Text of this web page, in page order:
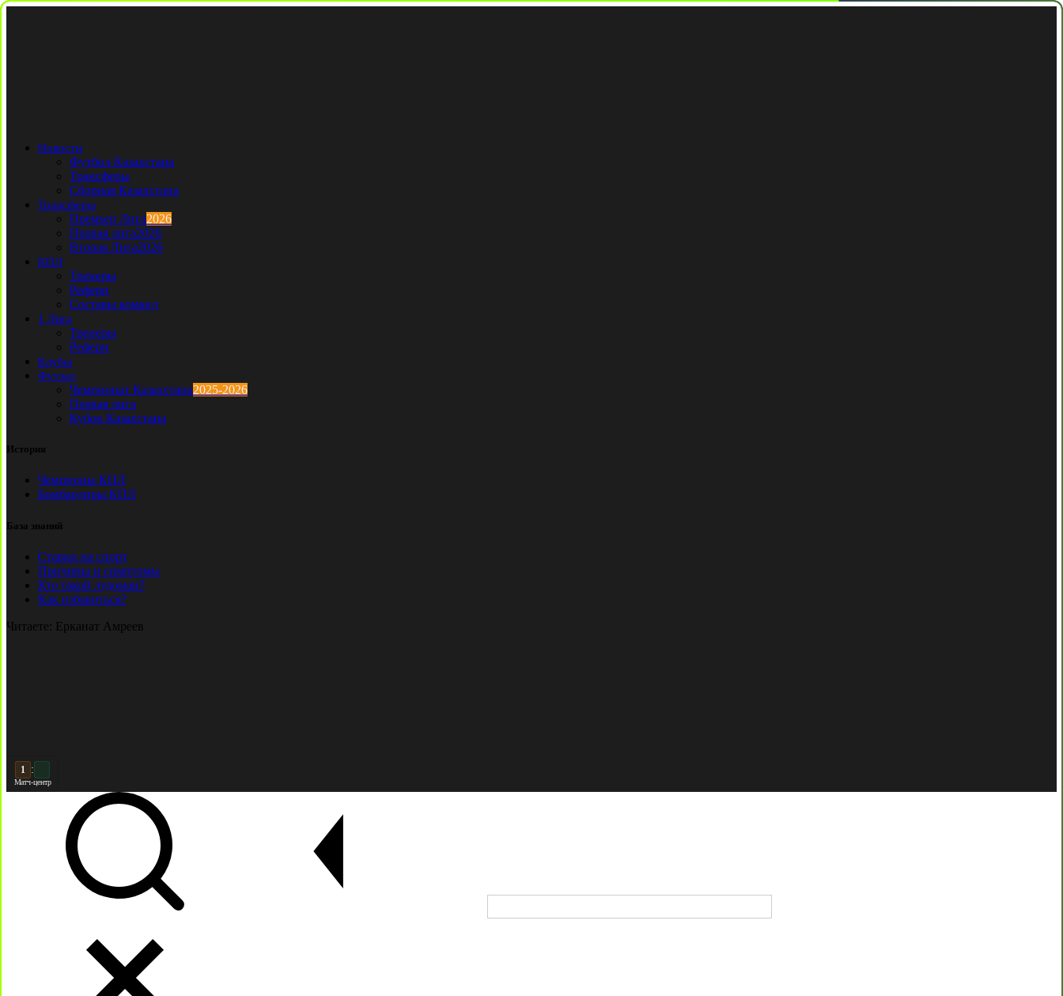
Новости
Футбол Казахстана
Трансферы
Сборная Казахстана
Трансферы
Премьер Лига2026
Первая лига2026
Вторая Лига2026
КПЛ
Тренеры
Рефери
Составы команд
1 Лига
Тренеры
Рефери
Клубы
Футзал
Чемпионат Казахстана2025-2026
Первая лига
Кубок Казахстана
История
Чемпионы КПЛ
Бомбардиры КПЛ
База знаний
Ставки на спорт
Причины и симптомы
Кто такой лудоман?
Как избавиться?
Читаете: Ерканат Амреев
2 :
Матч-центр